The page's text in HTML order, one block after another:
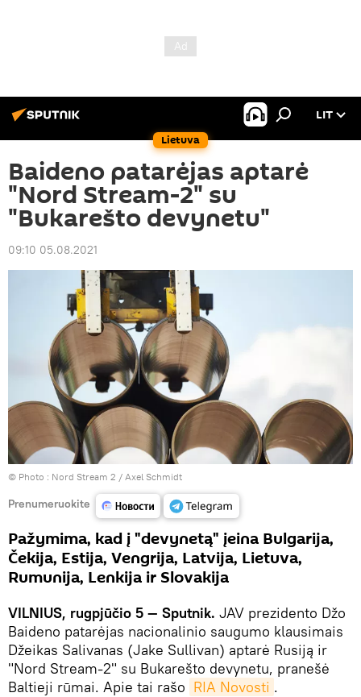
Lietuva
LIT
Baideno patarėjas aptarė
"Nord Stream-2" su
"Bukarešto devynetu"
09:10 05.08.2021
© Photo : Nord Stream 2 / Axel Schmidt
Prenumeruokite
Pažymima, kad į "devynetą" įeina Bulgarija,
Čekija, Estija, Vengrija, Latvija, Lietuva,
Rumunija, Lenkija ir Slovakija
VILNIUS, rugpjūčio 5 — Sputnik. JAV prezidento Džo
Baideno patarėjas nacionalinio saugumo klausimais
Džeikas Salivanas (Jake Sullivan) aptarė Rusiją ir
"Nord Stream-2" su Bukarešto devynetu, pranešė
Baltieji rūmai. Apie tai rašo RIA Novosti .